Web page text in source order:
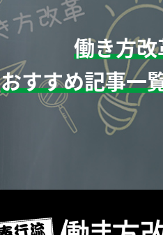
働き方改
おすすめ記事一